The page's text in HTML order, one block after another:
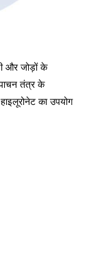
और जोड़ों के
तंत्र के
का उपयोग